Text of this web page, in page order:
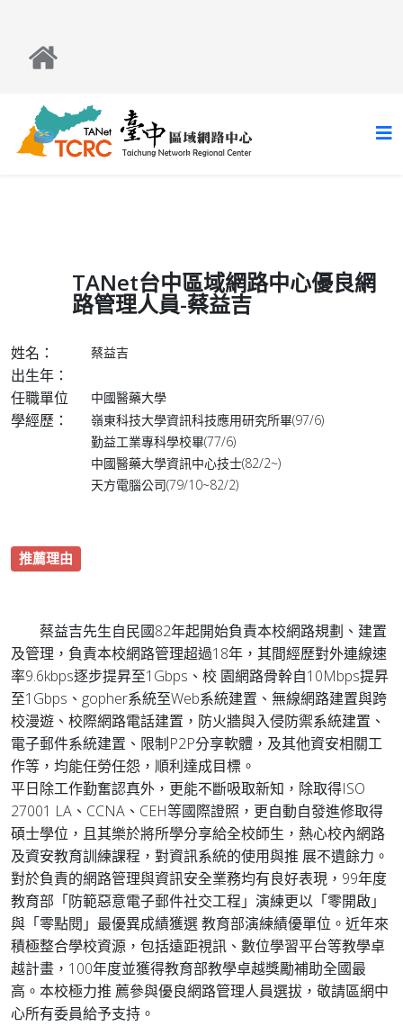
TANet台中區域網路中心優良網
路管理人員-蔡益吉
姓名： 蔡益吉
出生年：
任職單位
中國醫藥大學
學經歷：
嶺東科技大學資訊科技應用研究所畢(97/6)
勤益工業專科學校畢(77/6)
中國醫藥大學資訊中心技士(82/2~)
天方電腦公司(79/10~82/2)
推薦理由
蔡益吉先生自民國82年起開始負責本校網路規劃、建置
及管理，負責本校網路管理超過18年，其間經歷對外連線速
率9.6kbps逐步提昇至1Gbps、校 園網路骨幹自10Mbps提昇
至1Gbps、gopher系統至Web系統建置、無線網路建置與跨
校漫遊、校際網路電話建置，防火牆與入侵防禦系統建置、
電子郵件系統建置、限制P2P分享軟體，及其他資安相關工
作等，均能任勞任怨，順利達成目標。
平日除工作勤奮認真外，更能不斷吸取新知，除取得ISO
27001 LA、CCNA、CEH等國際證照，更自動自發進修取得
碩士學位，且其樂於將所學分享給全校師生，熱心校內網路
及資安教育訓練課程，對資訊系統的使用與推 展不遺餘力。
對於負責的網路管理與資訊安全業務均有良好表現，99年度
教育部「防範惡意電子郵件社交工程」演練更以「零開啟」
與「零點閱」最優異成績獲選 教育部演練績優單位。近年來
積極整合學校資源，包括遠距視訊、數位學習平台等教學卓
越計畫，100年度並獲得教育部教學卓越獎勵補助全國最
高。本校極力推 薦參與優良網路管理人員選拔，敬請區網中
心所有委員給予支持。